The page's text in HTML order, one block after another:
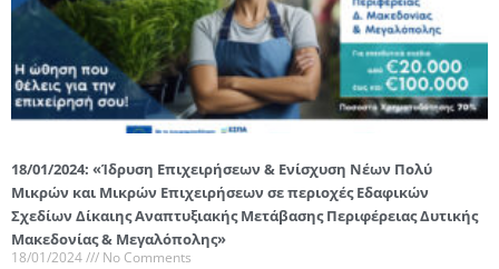
18/01/2024: «Ίδρυση Επιχειρήσεων & Ενίσχυση Νέων Πολύ
Μικρών και Μικρών Επιχειρήσεων σε περιοχές Εδαφικών
Σχεδίων Δίκαιης Αναπτυξιακής Μετάβασης Περιφέρειας Δυτικής
Μακεδονίας & Μεγαλόπολης»
18/01/2024 No Comments